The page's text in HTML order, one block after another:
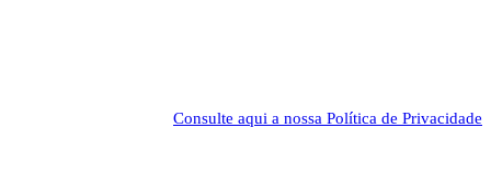
Consulte aqui a nossa Política de Privacidade